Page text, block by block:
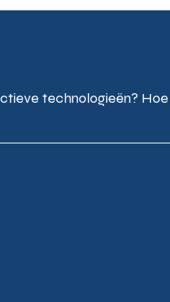
technologieën?